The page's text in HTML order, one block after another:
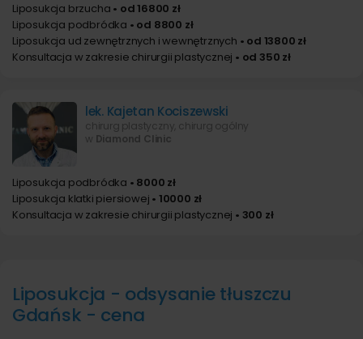
Liposukcja brzucha • od 16800 zł
Liposukcja podbródka • od 8800 zł
Liposukcja ud zewnętrznych i wewnętrznych • od 13800 zł
Konsultacja w zakresie chirurgii plastycznej • od 350 zł
lek. Kajetan Kociszewski
chirurg plastyczny, chirurg ogólny
w Diamond Clinic
Liposukcja podbródka • 8000 zł
Liposukcja klatki piersiowej • 10000 zł
Konsultacja w zakresie chirurgii plastycznej • 300 zł
Liposukcja - odsysanie tłuszczu
Gdańsk - cena